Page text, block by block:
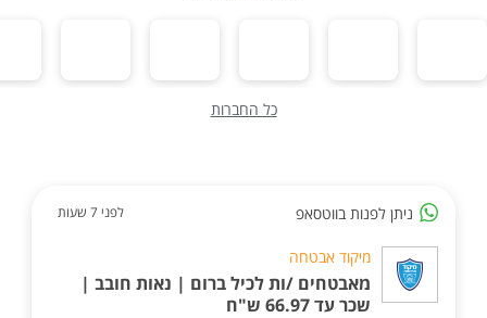
כל החברות
ניתן לפנות בווטסאפ לפני 7 שעות
מיקוד אבטחה
מאבטחים /ות לכיל ברום | נאות חובב |
שכר עד 66.97 ש"ח